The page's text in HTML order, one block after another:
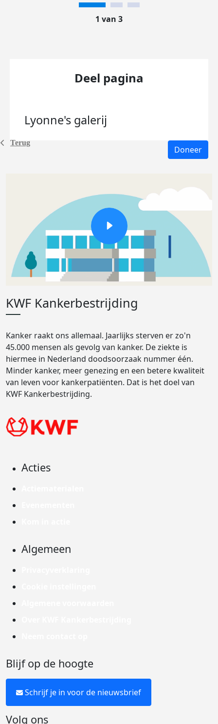
Terug
1 van 3
Deel pagina
Lyonne's galerij
Doneer
KWF Kankerbestrijding
Kanker raakt ons allemaal. Jaarlijks sterven er zo'n
45.000 mensen als gevolg van kanker. De ziekte is
hiermee in Nederland doodsoorzaak nummer één.
Minder kanker, meer genezing en een betere kwaliteit
van leven voor kankerpatiënten. Dat is het doel van
KWF Kankerbestrijding.
Acties
Algemeen
Blijf op de hoogte
Schrijf je in voor de nieuwsbrief
Volg ons